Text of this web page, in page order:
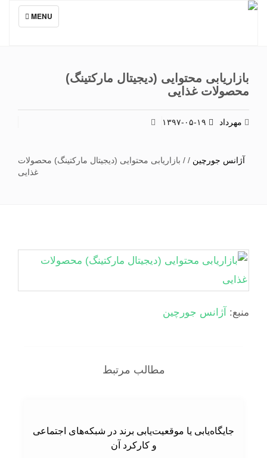
TOGGLE
NAVIGATION
MENU
بازاریابی محتوایی (دیجیتال مارکتینگ)
محصولات غذایی
مهرداد
آژانس جورچین/
/بازاریابی محتوایی (دیجیتال مارکتینگ) محصولات
غذایی
منبع:آژانس جورچین
مطالب مرتبط
جایگاه‌یابی یا موقعیت‌یابی برند در شبکه‌های اجتماعی
و کارکرد آن